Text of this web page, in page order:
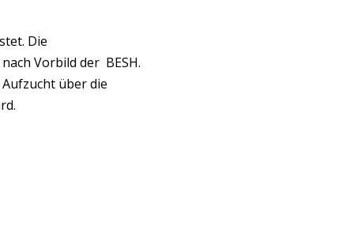
Die
Vorbild der BESH.
über die